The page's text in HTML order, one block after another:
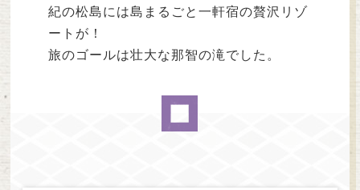
紀の松島には島まるごと一軒宿の贅沢リゾ
ートが！
旅のゴールは壮大な那智の滝でした。